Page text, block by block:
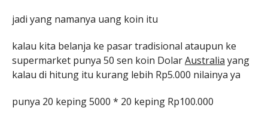
jadi yang namanya uang koin itu
kalau kita belanja ke pasar tradisional ataupun ke
supermarket punya 50 sen koin DolarAustralia yang
kalau di hitung itu kurang lebih Rp5.000 nilainya ya
punya 20 keping 5000 * 20 keping Rp100.000